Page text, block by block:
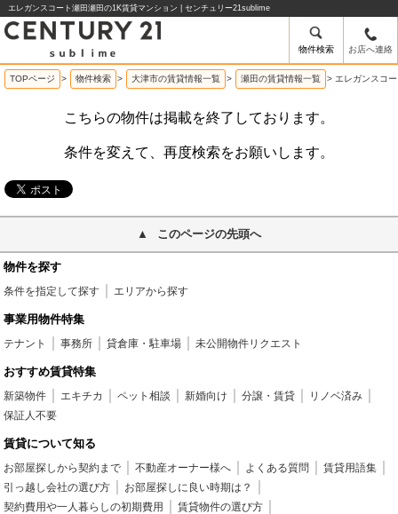
エレガンスコート瀬田瀬田の1K賃貸マンション | センチュリー21sublime
物件検索 お店へ連絡
TOPページ > 物件検索 > 大津市の賃貸情報一覧 > 瀬田の賃貸情報一覧 > エレガンスコ
こちらの物件は掲載を終了しております。
条件を変えて、再度検索をお願いします。
このページの先頭へ
物件を探す
条件を指定して探す エリアから探す
事業用物件特集
テナント 事務所 貸倉庫・駐車場 未公開物件リクエスト
おすすめ賃貸特集
新築物件 エキチカ ペット相談 新婚向け 分譲・賃貸
リノベ済み
保証人不要
賃貸について知る
お部屋探しから契約まで 不動産オーナー様へ よくある質問
賃貸用語集
引っ越し会社の選び方
お部屋探しに良い時期は？
契約費用や一人暮らしの初期費用
賃貸物件の選び方